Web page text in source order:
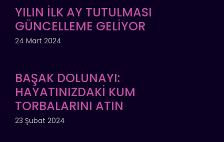
YILIN İLK AY TUTULMASI
GÜNCELLEME GELİYOR
24 Mart 2024
BAŞAK DOLUNAYI:
HAYATINIZDAKİ KUM
TORBALARINI ATIN
23 Şubat 2024